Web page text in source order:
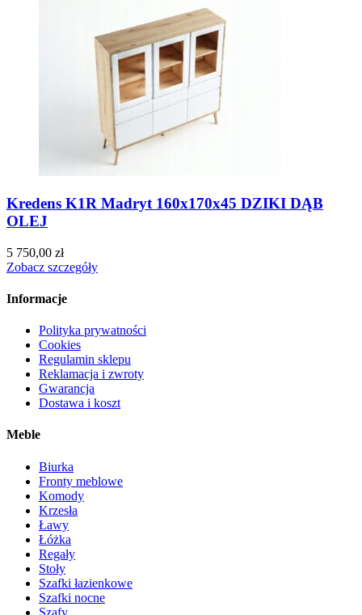
Kredens K1R Madryt 160x170x45 DZIKI DĄB
OLEJ
5 750,00 zł
Zobacz szczegóły
Informacje
Polityka prywatności
Cookies
Regulamin sklepu
Reklamacja i zwroty
Gwarancja
Dostawa i koszt
Meble
Biurka
Fronty meblowe
Komody
Krzesła
Ławy
Łóżka
Regały
Stoły
Szafki łazienkowe
Szafki nocne
Szafy